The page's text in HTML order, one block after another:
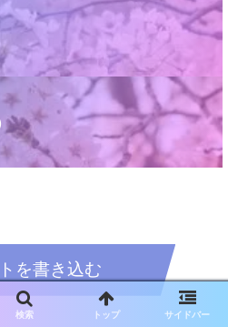
を書き込む
検索 トップ サイドバー